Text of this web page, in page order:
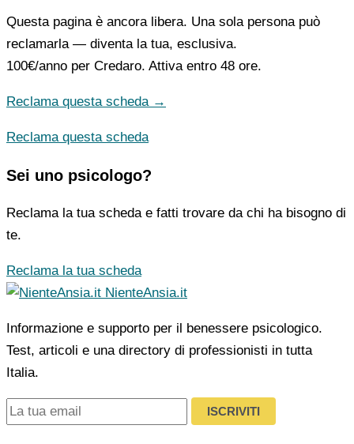
Questa pagina è ancora libera. Una sola persona può
reclamarla — diventa la tua, esclusiva.
100€/anno per Credaro. Attiva entro 48 ore.
Reclama questa scheda →
Reclama questa scheda
Sei uno psicologo?
Reclama la tua scheda e fatti trovare da chi ha bisogno di
te.
Reclama la tua scheda
NienteAnsia.it
Informazione e supporto per il benessere psicologico.
Test, articoli e una directory di professionisti in tutta
Italia.
ISCRIVITI